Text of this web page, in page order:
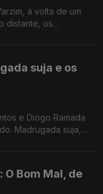
à volta de um
distante, os
suja e os
e Diogo Ramada
Madrugada suja,
O Bom Mal, de